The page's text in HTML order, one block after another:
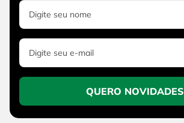
QUERO NOVIDADES